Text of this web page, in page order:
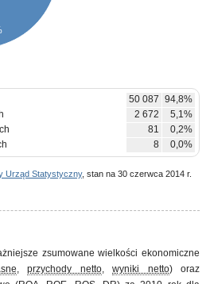
50 087 94,8%
2 672
5,1%
81
0,2%
8 0,0%
Urząd Statystyczny, stan na 30 czerwca 2014 r.
zsumowane wielkości ekonomiczne
, przychody netto, wyniki netto) oraz